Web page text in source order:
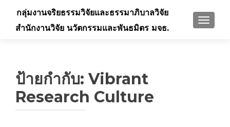
กลุ่มงานจริยธรรมวิจัยและธรรมาภิบาลวิจัย
สำนักงานวิจัย นวัตกรรมและพันธมิตร มจธ.
ป้ายกำกับ: Vibrant
Research Culture